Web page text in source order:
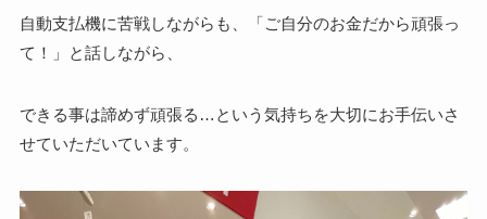
自動支払機に苦戦しながらも、「ご自分のお金だから頑張っ
て！」と話しながら、
できる事は諦めず頑張る…という気持ちを大切にお手伝いさ
せていただいています。